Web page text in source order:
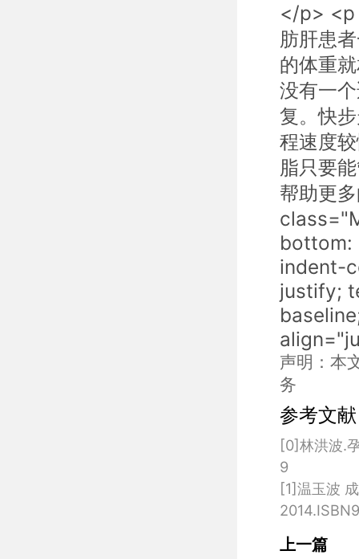
</p> <p
肪肝患
的体重
没有一
复。快
程速度
脂只要
帮助更
bottom:
indent-
justify;
声明：本
务
参考文
[0]林洪波.
9
[1]温玉波
上一篇